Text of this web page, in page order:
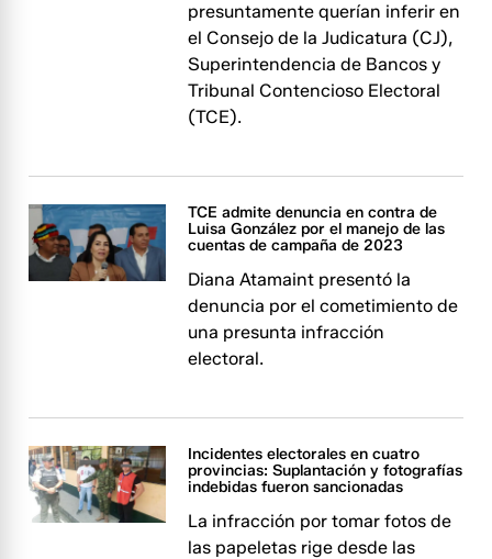
presuntamente querían inferir en
el Consejo de la Judicatura (CJ),
Superintendencia de Bancos y
Tribunal Contencioso Electoral
(TCE).
TCE admite denuncia en contra de
Luisa González por el manejo de las
cuentas de campaña de 2023
Diana Atamaint presentó la
denuncia por el cometimiento de
una presunta infracción
electoral.
Incidentes electorales en cuatro
provincias: Suplantación y fotografías
indebidas fueron sancionadas
La infracción por tomar fotos de
las papeletas rige desde las